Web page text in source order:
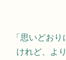
「思いどお
けれど、よ